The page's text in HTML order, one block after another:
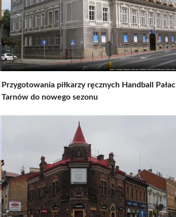
Przygotowania piłkarzy ręcznych Handball Pałac
Tarnów do nowego sezonu